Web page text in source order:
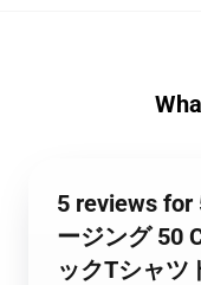
5 reviews for
ージング 50
ックTシャツ